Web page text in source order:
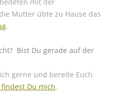
mit der
Mutter übte zu Hause das
.
Bist Du gerade auf der
gerne und bereite Euch
findest Du mich.